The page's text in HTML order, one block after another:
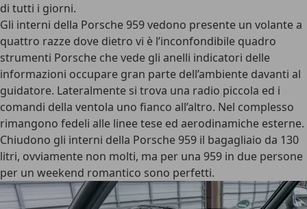
di tutti i giorni.
Gli interni della Porsche 959 vedono presente un volante a
quattro razze dove dietro vi è l’inconfondibile quadro
strumenti Porsche che vede gli anelli indicatori delle
informazioni occupare gran parte dell’ambiente davanti al
guidatore. Lateralmente si trova una radio piccola ed i
comandi della ventola uno fianco all’altro. Nel complesso
rimangono fedeli alle linee tese ed aerodinamiche esterne.
Chiudono gli interni della Porsche 959 il bagagliaio da 130
litri, ovviamente non molti, ma per una 959 in due persone
per un weekend romantico sono perfetti.